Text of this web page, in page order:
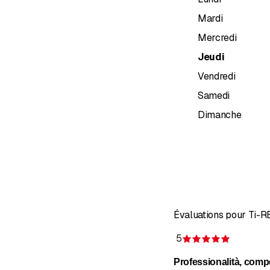
- RÉNOVATION (CLÉ
Les travaux sont
Vous souhaitez
Sur cette page, vous
comment, avec la
Mardi
Mercredi
Jeudi
Vendredi
Samedi
Dimanche
Évaluations pour Ti-
5
Professionalità,